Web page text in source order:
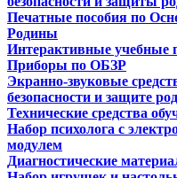
Печатные пособия по
Родины
Интерактивные учебные
Приборы по ОБЗР
Экранно-звуковые
безопасности и защите
Технические средства
Набор психолога с
модулем
Диагностические